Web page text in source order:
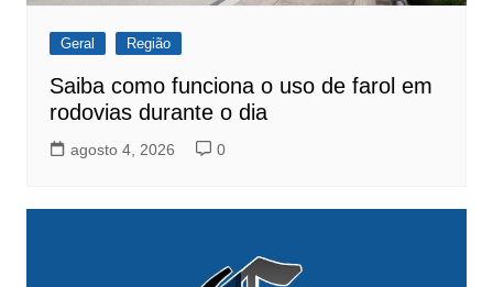
Geral Região
Saiba como funciona o uso de farol em
rodovias durante o dia
agosto 4, 2026 0